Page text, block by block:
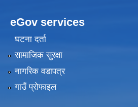
eGov services
घटना दर्ता
सामाजिक सुरक्षा
नागरिक वडापत्र
गाउँ प्रोफाइल